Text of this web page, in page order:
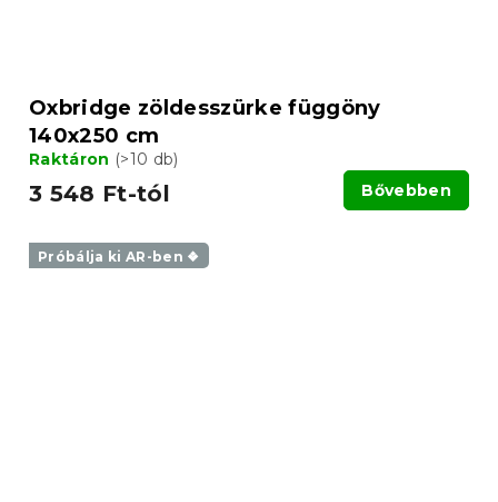
Oxbridge zöldesszürke függöny
140x250 cm
Raktáron (>10 db)
3 548 Ft-tól Bővebben
Próbálja ki AR-ben ❖